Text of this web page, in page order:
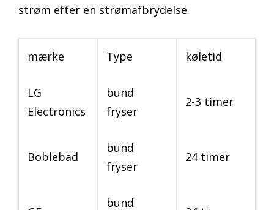
strøm efter en strømafbrydelse.
mærke Type køletid
LG
Electronics
bund
fryser
2-3 timer
Boblebad
bund
fryser
24 timer
bund